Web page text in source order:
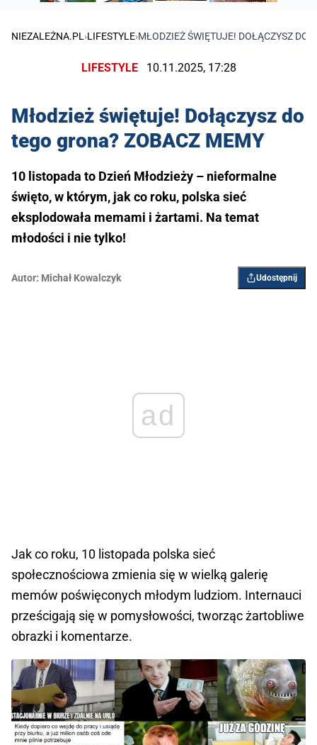
NIEZALEŻNA.PL›LIFESTYLE›MŁODZIEŻ ŚWIĘTUJE! DOŁĄCZYSZ DO
LIFESTYLE 10.11.2025, 17:28
Młodzież świętuje! Dołączysz do
tego grona? ZOBACZ MEMY
10 listopada to Dzień Młodzieży – nieformalne
święto, w którym, jak co roku, polska sieć
eksplodowała memami i żartami. Na temat
młodości i nie tylko!
Autor: Michał Kowalczyk Udostępnij
ad
Jak co roku, 10 listopada polska sieć
społecznościowa zmienia się w wielką galerię
memów poświęconych młodym ludziom. Internauci
prześcigają się w pomysłowości, tworząc żartobliwe
obrazki i komentarze.